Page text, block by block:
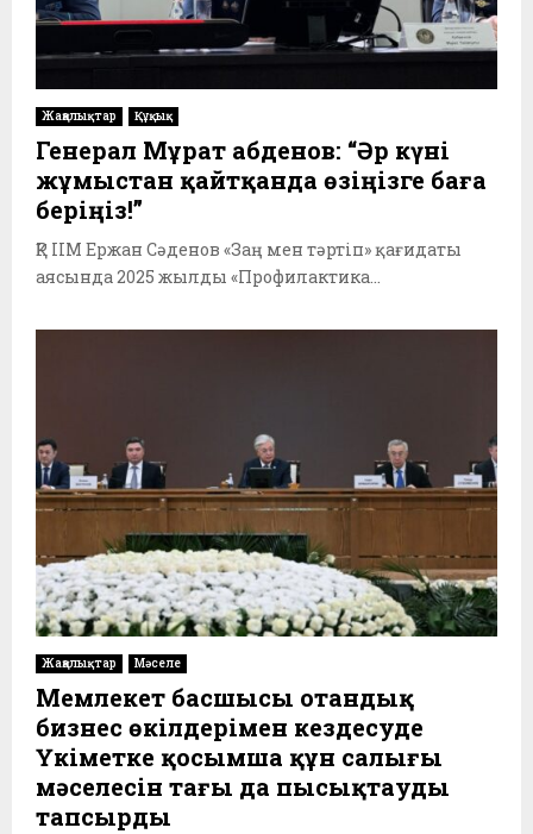
Жаңалықтар Құқық
Генерал Мұрат Қабденов: “Әр күні
жұмыстан қайтқанда өзіңізге баға
беріңіз!”
ҚР ІІМ Ержан Сәденов «Заң мен тәртіп» қағидаты
аясында 2025 жылды «Профилактика...
Жаңалықтар Мәселе
Мемлекет басшысы отандық
бизнес өкілдерімен кездесуде
Үкіметке қосымша құн салығы
мәселесін тағы да пысықтауды
тапсырды